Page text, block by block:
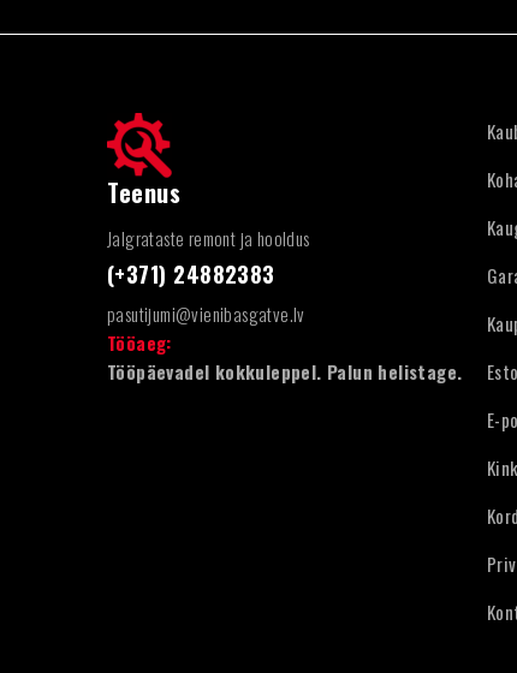
Teenus
Jalgrataste remont ja hooldus
(+371) 24882383
pasutijumi@vienibasgatve.lv
Tööaeg:
Tööpäevadel kokkuleppel. Palun helistage.
Esto
E-